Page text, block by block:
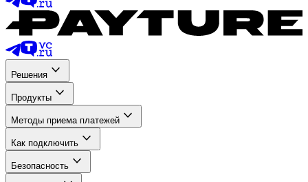
Решения
Продукты
Методы приема платежей
Как подключить
Безопасность